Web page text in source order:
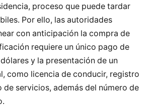
proceso que puede tardar
Por ello, las autoridades
con anticipación la compra de
requiere un único pago de
y la presentación de un
como licencia de conducir, registro
de servicios, además del número de